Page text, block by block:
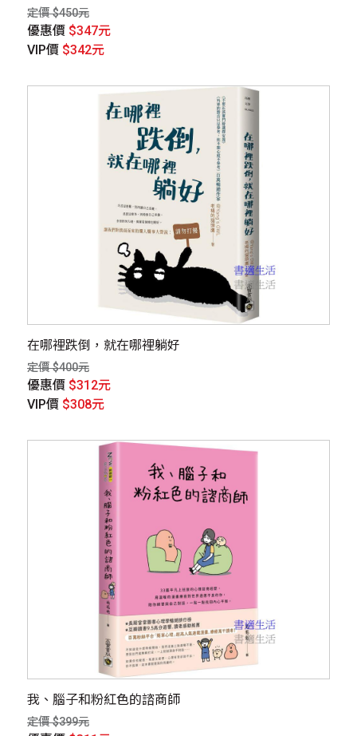
定價 $450元
優惠價 $347元
VIP價 $342元
在哪裡跌倒，就在哪裡躺好
定價 $400元
優惠價 $312元
VIP價 $308元
我、腦子和粉紅色的諮商師
定價 $399元